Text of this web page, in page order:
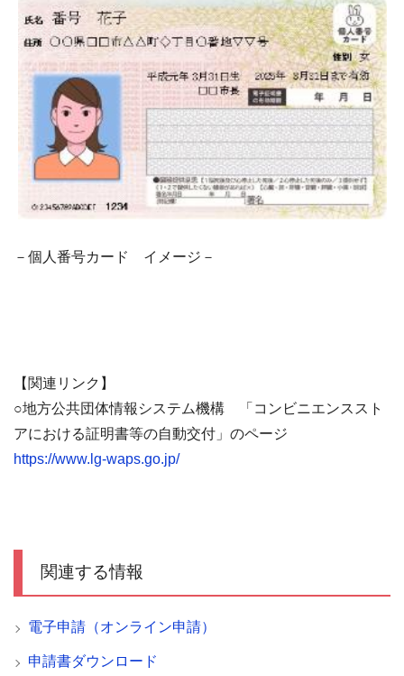
－個人番号カード イメージ－
【関連リンク】
○地方公共団体情報システム機構 「コンビニエンススト
アにおける証明書等の自動交付」のページ
https://www.lg-waps.go.jp/
関連する情報
電子申請（オンライン申請）
申請書ダウンロード